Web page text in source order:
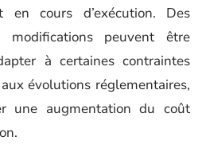
en cours d’exécution. Des
modifications peuvent être
à certaines contraintes
évolutions réglementaires,
une augmentation du coût